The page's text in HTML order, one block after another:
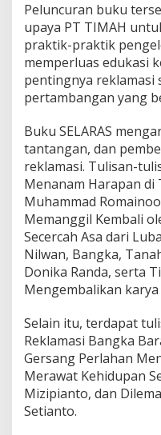
Peluncuran buku
upaya PT TIMAH
praktik-praktik
memperluas edukasi
pentingnya reklamasi
pertambangan yang
Buku SELARAS
tantangan, dan
reklamasi. Tulisan-
Menanam Harapan di
Muhammad
Memanggil Kembali
Secercah Asa dari
Nilwan, Bangka,
Donika Randa, serta
Mengembalikan
Selain itu, terdapat
Reklamasi Bangka
Gersang Perlahan
Merawat Kehidupan
Mizipianto, dan
Setianto.